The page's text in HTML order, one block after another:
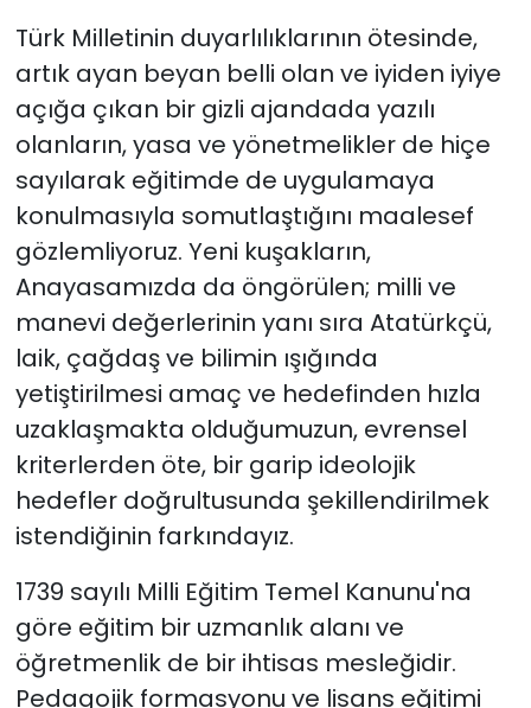
Türk Milletinin duyarlılıklarının ötesinde,
artık ayan beyan belli olan ve iyiden iyiye
açığa çıkan bir gizli ajandada yazılı
olanların, yasa ve yönetmelikler de hiçe
sayılarak eğitimde de uygulamaya
konulmasıyla somutlaştığını maalesef
gözlemliyoruz. Yeni kuşakların,
Anayasamızda da öngörülen; milli ve
manevi değerlerinin yanı sıra Atatürkçü,
laik, çağdaş ve bilimin ışığında
yetiştirilmesi amaç ve hedefinden hızla
uzaklaşmakta olduğumuzun, evrensel
kriterlerden öte, bir garip ideolojik
hedefler doğrultusunda şekillendirilmek
istendiğinin farkındayız.
1739 sayılı Milli Eğitim Temel Kanunu'na
göre eğitim bir uzmanlık alanı ve
öğretmenlik de bir ihtisas mesleğidir.
Pedagojik formasyonu ve lisans eğitimi